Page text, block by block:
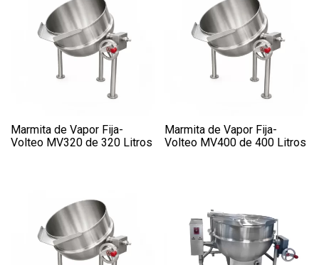
Marmita de Vapor Fija-
Volteo MV320 de 320 Litros
Marmita de Vapor Fija-
Volteo MV400 de 400 Litros